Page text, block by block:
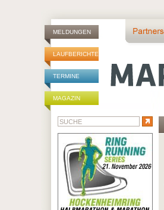
MELDUNGEN
LAUFBERICHTE
TERMINE
MAGAZIN